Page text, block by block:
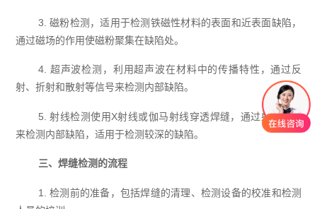
3. 磁粉检测，适用于检测铁磁性材料的表面和近表面缺陷，
通过磁场的作用使磁粉聚集在缺陷处。
4. 超声波检测，利用超声波在材料中的传播特性，通过反
射、折射和散射等信号来检测内部缺陷。
5. 射线检测使用X射线或伽马射线穿透焊缝，通过射线照相
来检测内部缺陷，适用于检测较深的缺陷。
三、焊缝检测的流程
1. 检测前的准备，包括焊缝的清理、检测设备的校准和检测